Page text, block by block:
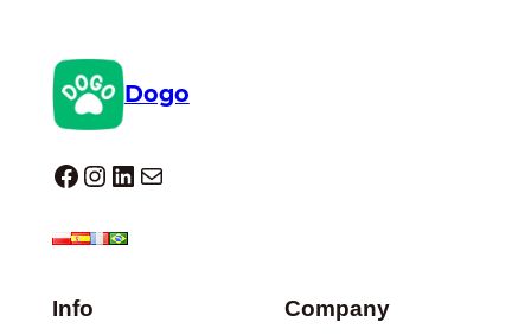
Dogo
Dogo facebook InstagramLinkedIn E-Mail
Info Company